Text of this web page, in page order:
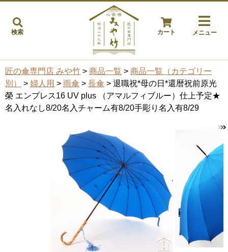
検索 カート メニュー
匠の傘専門店 みや竹 > 商品一覧 > 商品一覧（カテゴリー
別）
> 婦人用 > 雨傘 > 長傘 > 退職祝*母の日*還暦祝前原光
榮 エンプレス16 UV plus （アマルフィブルー）仕上予定★
名入れなし8/20名入チャーム有8/20手彫り名入有8/29